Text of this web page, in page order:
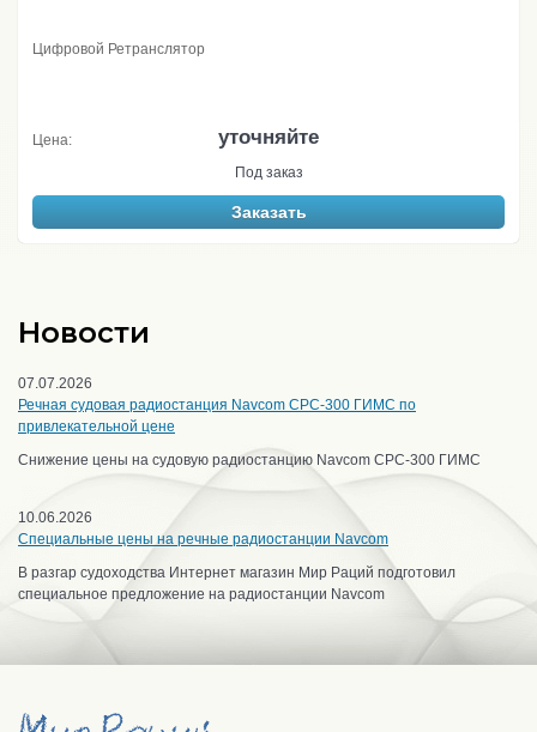
Цифровой Ретранслятор
Цена: уточняйте
Под заказ
Заказать
Новости
07.07.2026
Речная судовая радиостанция Navcom CPC-300 ГИМС по
привлекательной цене
Снижение цены на судовую радиостанцию Navcom CPC-300 ГИМС
10.06.2026
Специальные цены на речные радиостанции Navcom
В разгар судоходства Интернет магазин Мир Раций подготовил
специальное предложение на радиостанции Navcom